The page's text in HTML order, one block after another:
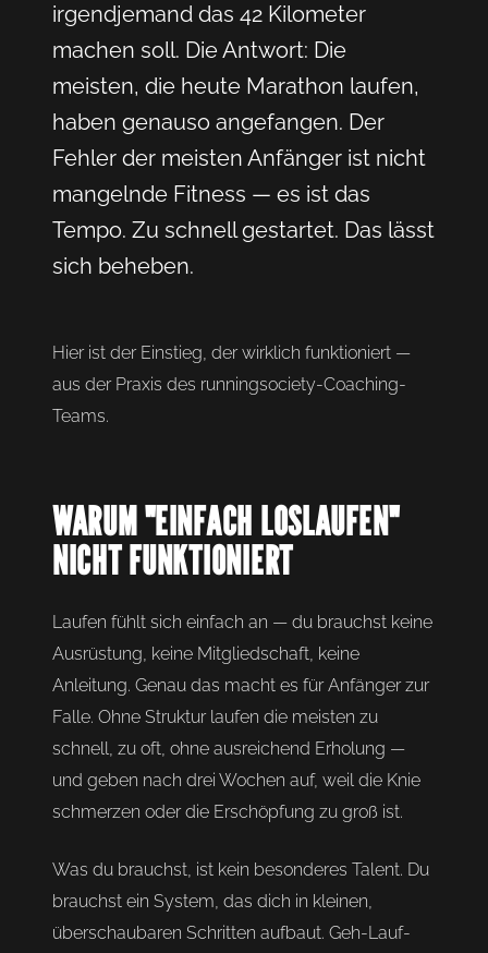
irgendjemand das 42 Kilometer
machen soll. Die Antwort: Die
meisten, die heute Marathon laufen,
haben genauso angefangen. Der
Fehler der meisten Anfänger ist nicht
mangelnde Fitness — es ist das
Tempo. Zu schnell gestartet. Das lässt
sich beheben.
Hier ist der Einstieg, der wirklich funktioniert —
aus der Praxis des runningsociety-Coaching-
Teams.
WARUM "EINFACH LOSLAUFEN"
NICHT FUNKTIONIERT
Laufen fühlt sich einfach an — du brauchst keine
Ausrüstung, keine Mitgliedschaft, keine
Anleitung. Genau das macht es für Anfänger zur
Falle. Ohne Struktur laufen die meisten zu
schnell, zu oft, ohne ausreichend Erholung —
und geben nach drei Wochen auf, weil die Knie
schmerzen oder die Erschöpfung zu groß ist.
Was du brauchst, ist kein besonderes Talent. Du
brauchst ein System, das dich in kleinen,
überschaubaren Schritten aufbaut. Geh-Lauf-